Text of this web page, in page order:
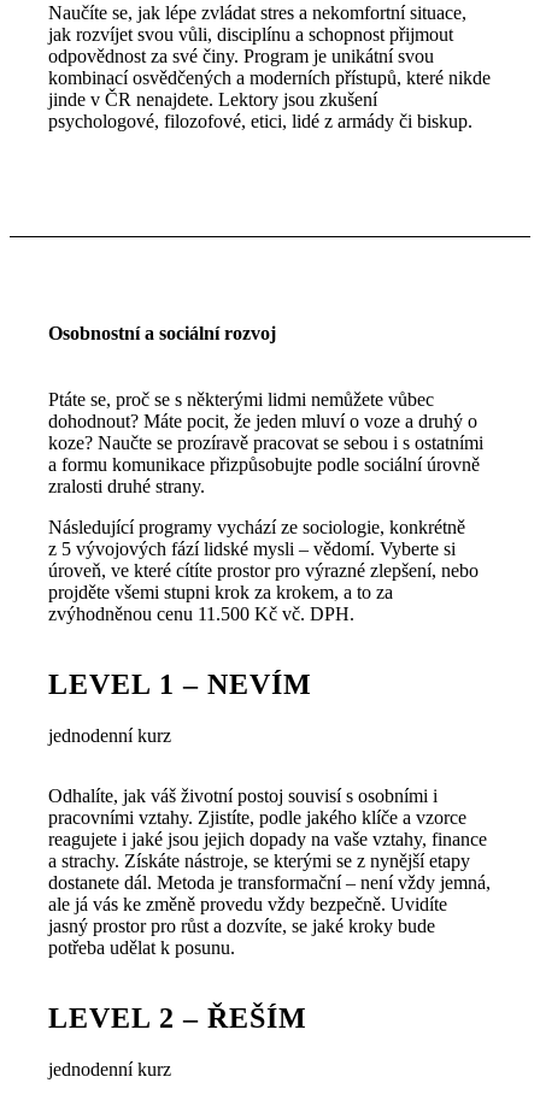
Naučíte se, jak lépe zvládat stres a nekomfortní situace,
jak rozvíjet svou vůli, disciplínu a schopnost přijmout
odpovědnost za své činy. Program je unikátní svou
kombinací osvědčených a moderních přístupů, které nikde
jinde v ČR nenajdete. Lektory jsou zkušení
psychologové, filozofové, etici, lidé z armády či biskup.
Osobnostní a sociální rozvoj
Ptáte se, proč se s některými lidmi nemůžete vůbec
dohodnout? Máte pocit, že jeden mluví o voze a druhý o
koze? Naučte se prozíravě pracovat se sebou i s ostatními
a formu komunikace přizpůsobujte podle sociální úrovně
zralosti druhé strany.
Následující programy vychází ze sociologie, konkrétně
z 5 vývojových fází lidské mysli – vědomí. Vyberte si
úroveň, ve které cítíte prostor pro výrazné zlepšení, nebo
projděte všemi stupni krok za krokem, a to za
zvýhodněnou cenu 11.500 Kč vč. DPH.
LEVEL 1 – NEVÍM
jednodenní kurz
Odhalíte, jak váš životní postoj souvisí s osobními i
pracovními vztahy. Zjistíte, podle jakého klíče a vzorce
reagujete i jaké jsou jejich dopady na vaše vztahy, finance
a strachy. Získáte nástroje, se kterými se z nynější etapy
dostanete dál. Metoda je transformační – není vždy jemná,
ale já vás ke změně provedu vždy bezpečně. Uvidíte
jasný prostor pro růst a dozvíte, se jaké kroky bude
potřeba udělat k posunu.
LEVEL 2 – ŘEŠÍM
jednodenní kurz